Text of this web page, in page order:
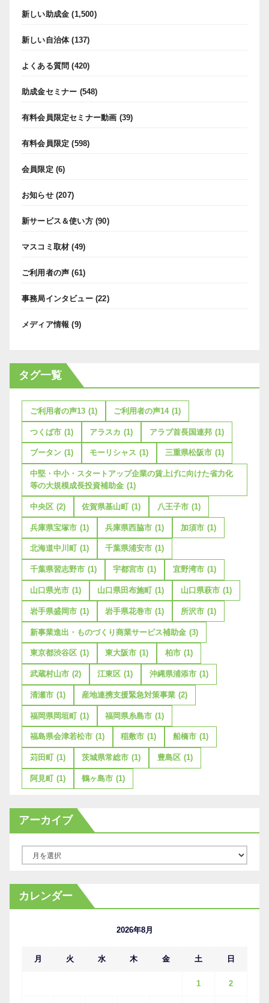
新しい助成金 (1,500)
新しい自治体(137)
よくある質問 (420)
助成金セミナー (548)
有料会員限定セミナー動画 (39)
有料会員限定 (598)
会員限定 (6)
お知らせ(207)
新サービス＆使い方(90)
マスコミ取材 (49)
ご利用者の声 (61)
事務局インタビュー(22)
メディア情報 (9)
タグ一覧
ご利用者の声13 (1) ご利用者の声14 (1)
つくば市 (1) アラスカ (1) アラブ首長国連邦 (1)
ブータン (1) モーリシャス (1) 三重県松阪市 (1)
中堅・中小・スタートアップ企業の賃上げに向けた省力化
等の大規模成長投資補助金 (1)
中央区 (2) 佐賀県基山町 (1) 八王子市 (1)
兵庫県宝塚市 (1) 兵庫県西脇市 (1) 加須市 (1)
北海道中川町 (1) 千葉県浦安市 (1)
千葉県習志野市 (1) 宇都宮市 (1) 宜野湾市 (1)
山口県光市 (1) 山口県田布施町 (1) 山口県萩市 (1)
岩手県盛岡市 (1) 岩手県花巻市 (1) 所沢市 (1)
新事業進出・ものづくり商業サービス補助金 (3)
東京都渋谷区 (1) 東大阪市 (1) 柏市 (1)
武蔵村山市 (2) 江東区 (1) 沖縄県浦添市 (1)
清瀬市 (1) 産地連携支援緊急対策事業 (2)
福岡県岡垣町 (1) 福岡県糸島市 (1)
福島県会津若松市 (1) 稲敷市 (1) 船橋市 (1)
苅田町 (1) 茨城県常総市 (1) 豊島区 (1)
阿見町 (1) 鶴ヶ島市 (1)
アーカイブ
カ
イ
カレンダー
2026年8月
月 火 水 木 金 土 日
1 2